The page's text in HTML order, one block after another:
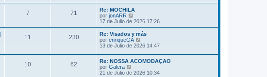
e
j
e
m
e
n
s
j
e
r
t
o
m
e
n
s
j
7 71
Re: MOCHILA
por jonARR
e
r
ú
t
m
o
e
17 de Julio de 2026 17:26
11 230
Re: Visados y más
por enriqueGA
e
ú
l
i
13 de Julio de 2026 14:47
10 62
Re: NOSSA ACOMODAÇAO
por Galera
e
21 de Julio de 2026 10:34